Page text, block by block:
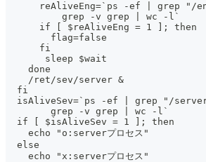
reAliveEng=`ps -ef | grep "/
          grep -v grep | wc -l`
      if [ $reAliveEng = 1 ]; then
        flag=false
      fi
       sleep $wait
    done
    /ret/sev/server &
  fi
isAliveSev=`ps -ef | grep "/
        grep -v grep | wc -l`
  if [ $isAliveSev = 1 ]; then
    echo "o:serverプロセス"
  else
    echo "x:serverプロセス"